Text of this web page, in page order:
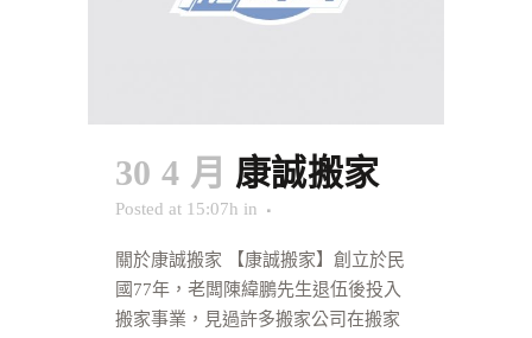
30 4 月 康誠搬家
Posted at 15:07h in
關於康誠搬家 【康誠搬家】創立於民
國77年，老闆陳緯鵬先生退伍後投入
搬家事業，見過許多搬家公司在搬家